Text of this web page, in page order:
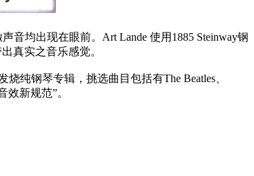
音均出现在眼前。Art Lande 使用1885 Steinway钢
真实之音乐感觉。
纯钢琴专辑，挑选曲目包括有The Beatles、
效新规范”。